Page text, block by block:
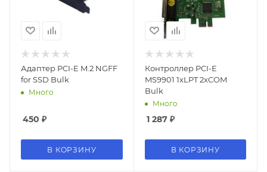
Адаптер PCI-E M.2 NGFF
for SSD Bulk
Много
450 ₽
В КОРЗИНУ
Контроллер PCI-E
MS9901 1xLPT 2xCOM
Bulk
Много
1 287₽
В КОРЗИНУ